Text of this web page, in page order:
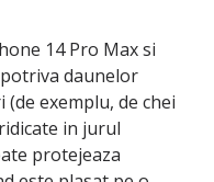
14 Pro Max si
daunelor
exemplu, de chei
in jurul
protejeaza